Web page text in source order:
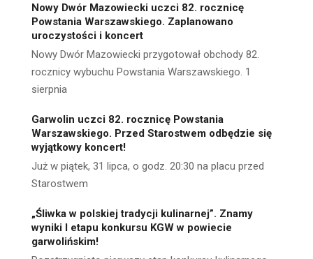
Nowy Dwór Mazowiecki uczci 82. rocznicę
Powstania Warszawskiego. Zaplanowano
uroczystości i koncert
Nowy Dwór Mazowiecki przygotował obchody 82.
rocznicy wybuchu Powstania Warszawskiego. 1
sierpnia
Garwolin uczci 82. rocznicę Powstania
Warszawskiego. Przed Starostwem odbędzie się
wyjątkowy koncert!
Już w piątek, 31 lipca, o godz. 20:30 na placu przed
Starostwem
„Śliwka w polskiej tradycji kulinarnej”. Znamy
wyniki I etapu konkursu KGW w powiecie
garwolińskim!